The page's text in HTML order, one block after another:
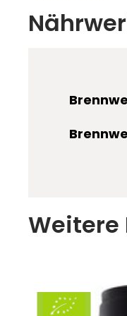
gequetschten
luftdicht
unfiltriert
Weitere